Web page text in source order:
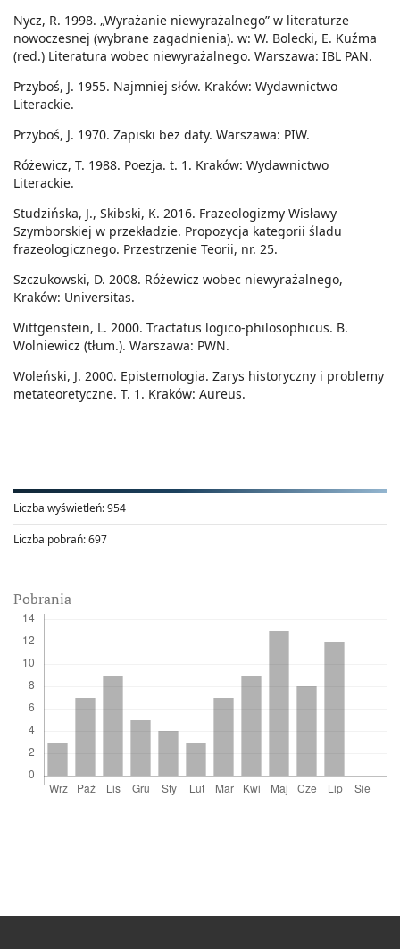
Liczba wyświetleń:954
Liczba pobrań:697
Pobrania
Nycz, R. 1998. „Wyrażanie niewyrażalnego” w literaturze
nowoczesnej (wybrane zagadnienia). w: W. Bolecki, E. Kuźma
(red.) Literatura wobec niewyrażalnego. Warszawa: IBL PAN.
Przyboś, J. 1955. Najmniej słów. Kraków: Wydawnictwo
Literackie.
Przyboś, J. 1970. Zapiski bez daty. Warszawa: PIW.
Różewicz, T. 1988. Poezja. t. 1. Kraków: Wydawnictwo
Literackie.
Studzińska, J., Skibski, K. 2016. Frazeologizmy Wisławy
Szymborskiej w przekładzie. Propozycja kategorii śladu
frazeologicznego. Przestrzenie Teorii, nr. 25.
Szczukowski, D. 2008. Różewicz wobec niewyrażalnego,
Kraków: Universitas.
Wittgenstein, L. 2000. Tractatus logico-philosophicus. B.
Wolniewicz (tłum.). Warszawa: PWN.
Woleński, J. 2000. Epistemologia. Zarys historyczny i problemy
metateoretyczne. T. 1. Kraków: Aureus.